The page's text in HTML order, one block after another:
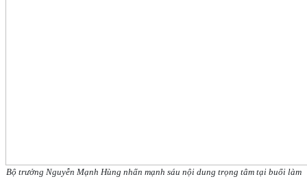
Bộ trưởng Nguyễn Mạnh Hùng nhấn mạnh sáu nội dung trọng tâm tại buổi làm